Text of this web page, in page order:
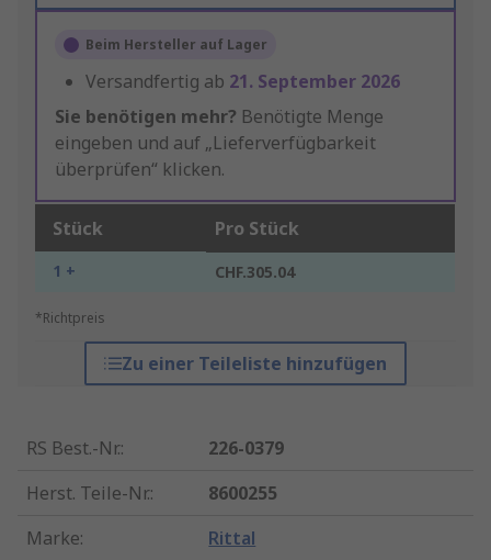
Beim Hersteller auf Lager
Versandfertig ab 21. September 2026
Sie benötigen mehr? Benötigte Menge
eingeben und auf „Lieferverfügbarkeit
überprüfen“ klicken.
Stück Pro Stück
1 + CHF.305.04
*Richtpreis
Zu einer Teileliste hinzufügen
RS Best.-Nr.:
226-0379
Herst. Teile-Nr.:
8600255
Marke: Rittal